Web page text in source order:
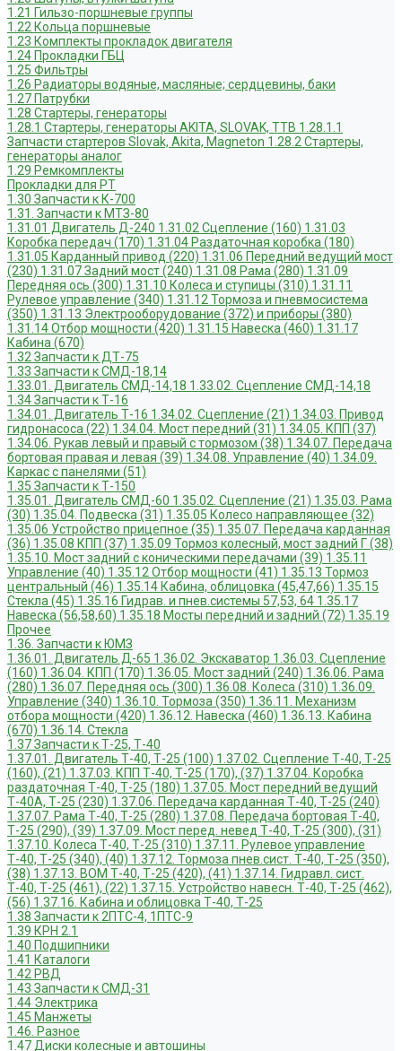
1.21 Гильзо-поршневые группы
1.22 Кольца поршневые
1.23 Комплекты прокладок двигателя
1.24 Прокладки ГБЦ
1.25 Фильтры
1.26 Радиаторы водяные, масляные; сердцевины, баки
1.27 Патрубки
1.28 Стартеры, генераторы
1.28.1 Стартеры, генераторы AKITA, SLOVAK, ТТВ 1.28.1.1
Запчасти стартеров Slovak, Akita, Magneton 1.28.2 Стартеры,
генераторы аналог
1.29 Ремкомплекты
Прокладки для РТ
1.30 Запчасти к К-700
1.31. Запчасти к МТЗ-80
1.31.01 Двигатель Д-240 1.31.02 Сцепление (160) 1.31.03
Коробка передач (170) 1.31.04 Раздаточная коробка (180)
1.31.05 Карданный привод (220) 1.31.06 Передний ведущий мост
(230) 1.31.07 Задний мост (240) 1.31.08 Рама (280) 1.31.09
Передняя ось (300) 1.31.10 Колеса и ступицы (310) 1.31.11
Рулевое управление (340) 1.31.12 Тормоза и пневмосистема
(350) 1.31.13 Электрооборудование (372) и приборы (380)
1.31.14 Отбор мощности (420) 1.31.15 Навеска (460) 1.31.17
Кабина (670)
1.32 Запчасти к ДТ-75
1.33 Запчасти к СМД-18,14
1.33.01. Двигатель СМД-14,18 1.33.02. Сцепление СМД-14,18
1.34 Запчасти к Т-16
1.34.01. Двигатель Т-16 1.34.02. Сцепление (21) 1.34.03. Привод
гидронасоса (22) 1.34.04. Мост передний (31) 1.34.05. КПП (37)
1.34.06. Рукав левый и правый с тормозом (38) 1.34.07. Передача
бортовая правая и левая (39) 1.34.08. Управление (40) 1.34.09.
Каркас с панелями (51)
1.35 Запчасти к Т-150
1.35.01. Двигатель СМД-60 1.35.02. Сцепление (21) 1.35.03. Рама
(30) 1.35.04. Подвеска (31) 1.35.05 Колесо направляющее (32)
1.35.06 Устройство прицепное (35) 1.35.07. Передача карданная
(36) 1.35.08 КПП (37) 1.35.09 Тормоз колесный, мост задний Г (38)
1.35.10. Мост задний с коническими передачами (39) 1.35.11
Управление (40) 1.35.12 Отбор мощности (41) 1.35.13 Тормоз
центральный (46) 1.35.14 Кабина, облицовка (45,47,66) 1.35.15
Стекла (45) 1.35.16 Гидрав. и пнев.системы 57,53, 64 1.35.17
Навеска (56,58,60) 1.35.18 Мосты передний и задний (72) 1.35.19
Прочее
1.36. Запчасти к ЮМЗ
1.36.01. Двигатель Д-65 1.36.02. Экскаватор 1.36.03. Сцепление
(160) 1.36.04. КПП (170) 1.36.05. Мост задний (240) 1.36.06. Рама
(280) 1.36.07. Передняя ось (300) 1.36.08. Колеса (310) 1.36.09.
Управление (340) 1.36.10. Тормоза (350) 1.36.11. Механизм
отбора мощности (420) 1.36.12. Навеска (460) 1.36.13. Кабина
(670) 1.36.14. Стекла
1.37 Запчасти к Т-25, Т-40
1.37.01. Двигатель Т-40, Т-25 (100) 1.37.02. Сцепление Т-40, Т-25
(160), (21) 1.37.03. КПП Т-40, Т-25 (170), (37) 1.37.04. Коробка
раздаточная Т-40, Т-25 (180) 1.37.05. Мост передний ведущий
Т-40А, Т-25 (230) 1.37.06. Передача карданная Т-40, Т-25 (240)
1.37.07. Рама Т-40, Т-25 (280) 1.37.08. Передача бортовая Т-40,
Т-25 (290), (39) 1.37.09. Мост перед. невед Т-40, Т-25 (300), (31)
1.37.10. Колеса Т-40, Т-25 (310) 1.37.11. Рулевое управление
Т-40, Т-25 (340), (40) 1.37.12. Тормоза пнев.сист. Т-40, Т-25 (350),
(38) 1.37.13. ВОМ Т-40, Т-25 (420), (41) 1.37.14. Гидравл. сист.
Т-40, Т-25 (461), (22) 1.37.15. Устройство навесн. Т-40, Т-25 (462),
(56) 1.37.16. Кабина и облицовка Т-40, Т-25
1.38 Запчасти к 2ПТС-4, 1ПТС-9
1.39 КРН 2.1
1.40 Подшипники
1.41 Каталоги
1.42 РВД
1.43 Запчасти к СМД-31
1.44 Электрика
1.45 Манжеты
1.46. Разное
1.47 Диски колесные и автошины